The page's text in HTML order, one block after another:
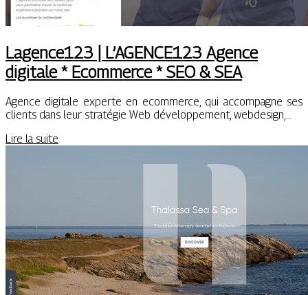
Lagence123 | L’AGENCE123 Agence
digitale * Ecommerce * SEO & SEA
Agence digitale experte en ecommerce, qui accompagne ses
clients dans leur stratégie Web développement, webdesign,…
Lire la suite